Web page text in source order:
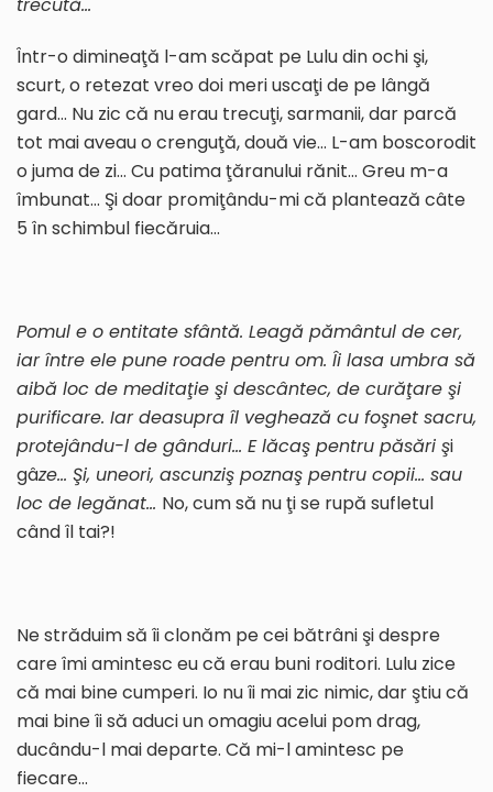
Într-o dimineaţă l-am scăpat pe Lulu din ochi şi,
scurt, o retezat vreo doi meri uscaţi de pe lângă
gard… Nu zic că nu erau trecuţi, sarmanii, dar parcă
tot mai aveau o crenguţă, două vie… L-am boscorodit
o juma de zi… Cu patima ţăranului rănit… Greu m-a
îmbunat… Şi doar promiţându-mi că plantează câte
5 în schimbul fiecăruia…
Pomul e o entitate sfântă. Leagă pământul de cer,
iar între ele pune roade pentru om. Îi lasa umbra să
aibă loc de meditaţie şi descântec, de curăţare şi
purificare. Iar deasupra îl veghează cu foşnet sacru,
protejându-l de gânduri… E lăcaş pentru păsări şi
gâze… Şi, uneori, ascunziş poznaş pentru copii… sau
loc de legănat… No, cum să nu ţi se rupă sufletul
când îl tai?!
Ne străduim să îi clonăm pe cei bătrâni şi despre
care îmi amintesc eu că erau buni roditori. Lulu zice
că mai bine cumperi. Io nu îi mai zic nimic, dar ştiu că
mai bine îi să aduci un omagiu acelui pom drag,
ducându-l mai departe. Că mi-l amintesc pe
fiecare…